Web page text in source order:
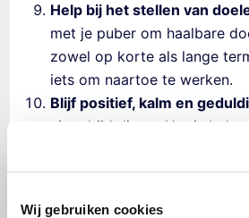
Wij gebruiken cookies
Help bij het stellen van
met je puber om haalbare
zowel op korte als lange
iets om naartoe te werken.
Blijf positief, kalm en
niet altijd direct. Het is
geduldig te blijven, ook als
of als jepuber brutaal is en